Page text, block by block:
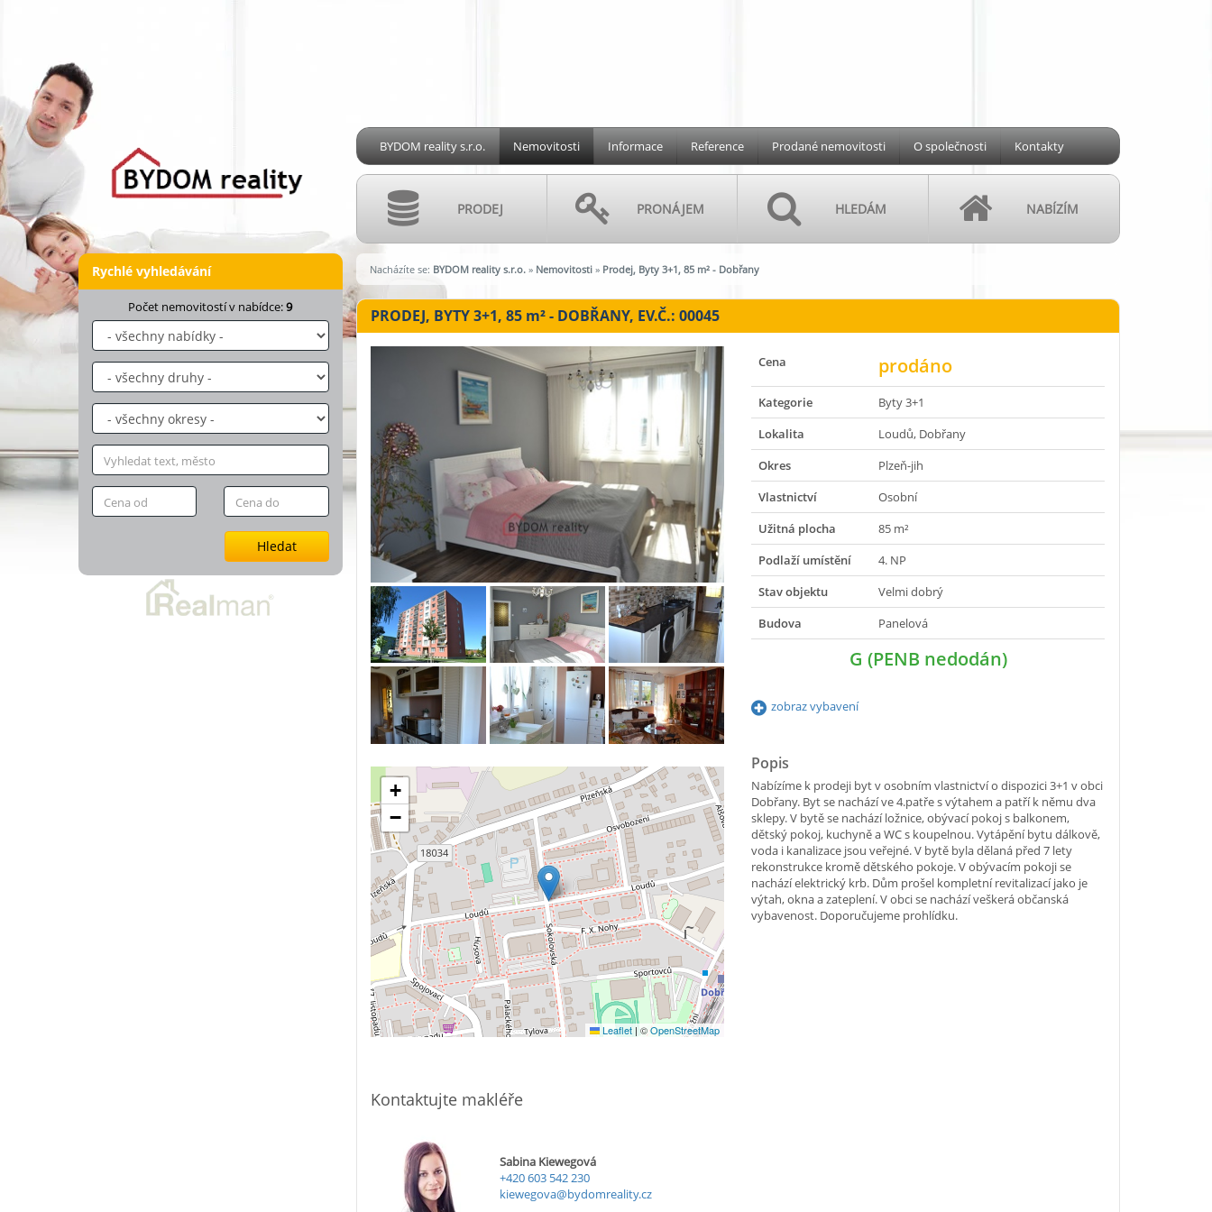
BYDOM reality s.r.o. Nemovitosti Informace Reference Prodané nemovitosti O společnosti Kontakty
PRODEJ PRONÁJEM HLEDÁM NABÍZÍM
Rychlé vyhledávání
Počet nemovitostí v nabídce:9
Hledat
Nacházíte se: BYDOM reality s.r.o. » Nemovitosti » Prodej, Byty 3+1, 85 m² - Dobřany
PRODEJ, BYTY 3+1, 85 m²- DOBŘANY, EV.Č.: 00045
+
−
Leaflet |©OpenStreetMap
Kontaktujte makléře
Sabina Kiewegová
+420 603 542 230
kiewegova@bydomreality.cz
Cena prodáno
Kategorie
Byty 3+1
Lokalita
Loudů, Dobřany
Okres
Plzeň-jih
Vlastnictví
Osobní
Užitná plocha
85 m²
Podlaží umístění
4. NP
Stav objektu
Velmi dobrý
Budova
Panelová
G (PENB nedodán)
zobraz vybavení
Popis
Nabízíme k prodeji byt v osobním vlastnictví o dispozici 3+1 v obci
Dobřany. Byt se nachází ve 4.patře s výtahem a patří k němu dva
sklepy. V bytě se nachází ložnice, obývací pokoj s balkonem,
dětský pokoj, kuchyně a WC s koupelnou. Vytápění bytu dálkově,
voda i kanalizace jsou veřejné. V bytě byla dělaná před 7 lety
rekonstrukce kromě dětského pokoje. V obývacím pokoji se
nachází elektrický krb. Dům prošel kompletní revitalizací jako je
výtah, okna a zateplení. V obci se nachází veškerá občanská
vybavenost. Doporučujeme prohlídku.